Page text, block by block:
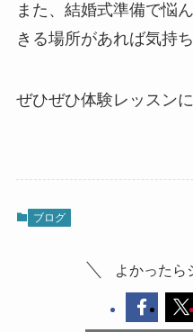
また、結婚式準備で悩
きる場所があれば気持
ぜひぜひ体験レッスン
ブログ
よかったら